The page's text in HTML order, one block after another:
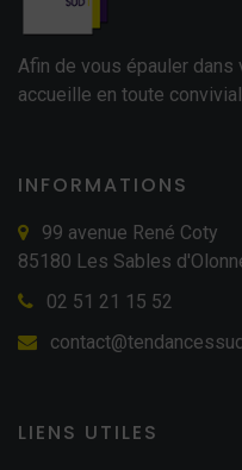
Afin de vous épauler
accueille en toute
INFORMATIONS
99 avenue René Coty
85180 Les Sables
02 51 21 15 52
LIENS UTILES